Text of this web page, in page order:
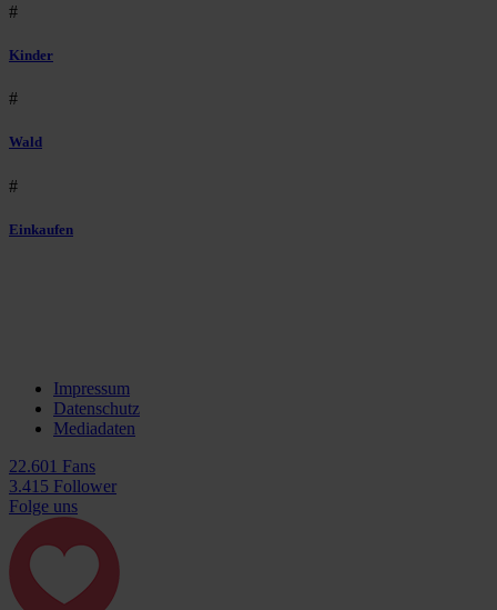
#
Kinder
#
Wald
#
Einkaufen
Impressum
Datenschutz
Mediadaten
22.601 Fans
3.415 Follower
Folge uns